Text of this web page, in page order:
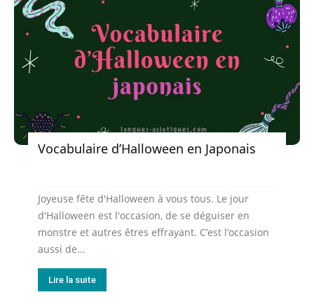
Vocabulaire d’Halloween en Japonais
Joyeuse fête d'Halloween à vous tous. Le jour
d'Halloween est l'occasion, de se déguiser en
monstre et autres êtres effrayant. C’est l’occasion
aussi de...
Lire la suite